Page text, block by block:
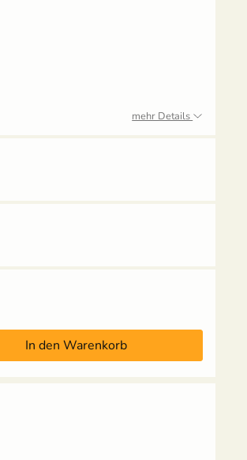
mehr Details
3,95 €UVP
In den Warenkorb